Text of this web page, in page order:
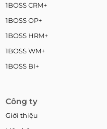
1BOSS CRM+
1BOSS OP+
1BOSS HRM+
1BOSS WM+
1BOSS BI+
Công ty
Giới thiệu